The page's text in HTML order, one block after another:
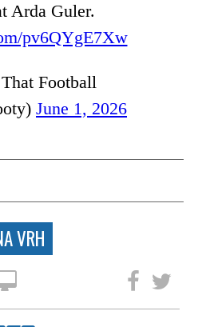
Arda Guler.
pv6QYgE7Xw
Football
June 1, 2026
VRH